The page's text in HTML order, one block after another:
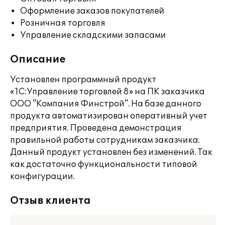
Оформление заказов покупателей
Розничная торговля
Управление складскими запасами
Описание
Установлен программный продукт
«1С:Управление торговлей 8» на ПК заказчика
ООО "Компания Финстрой". На базе данного
продукта автоматизирован оперативный учет
предприятия. Проведена демонстрация
правильной работы сотрудникам заказчика.
Данный продукт установлен без изменений. Так
как достаточно функциональности типовой
конфигурации.
Отзыв клиента